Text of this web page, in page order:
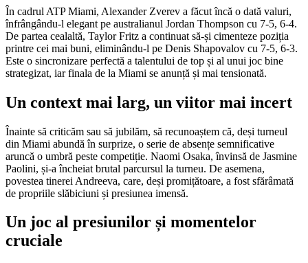
În cadrul ATP Miami, Alexander Zverev a făcut încă o dată valuri,
înfrângându-l elegant pe australianul Jordan Thompson cu 7-5, 6-4.
De partea cealaltă, Taylor Fritz a continuat să-și cimenteze poziția
printre cei mai buni, eliminându-l pe Denis Shapovalov cu 7-5, 6-3.
Este o sincronizare perfectă a talentului de top și al unui joc bine
strategizat, iar finala de la Miami se anunță și mai tensionată.
Un context mai larg, un viitor mai incert
Înainte să criticăm sau să jubilăm, să recunoaștem că, deși turneul
din Miami abundă în surprize, o serie de absențe semnificative
aruncă o umbră peste competiție. Naomi Osaka, învinsă de Jasmine
Paolini, și-a încheiat brutal parcursul la turneu. De asemena,
povestea tinerei Andreeva, care, deși promițătoare, a fost sfărâmată
de propriile slăbiciuni și presiunea imensă.
Un joc al presiunilor și momentelor
cruciale